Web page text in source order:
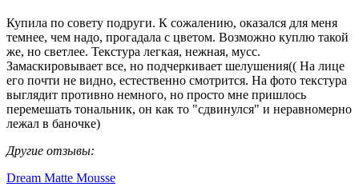
Купила по совету подруги. К сожалению, оказался для меня
темнее, чем надо, прогадала с цветом. Возможно куплю такой
же, но светлее. Текстура легкая, нежная, мусс.
Замаскировывает все, но подчеркивает шелушения(( На лице
его почти не видно, естественно смотрится. На фото текстура
выглядит противно немного, но просто мне пришлось
перемешать тональник, он как то "сдвинулся" и неравномерно
лежал в баночке)
Другие отзывы:
Dream Matte Mousse